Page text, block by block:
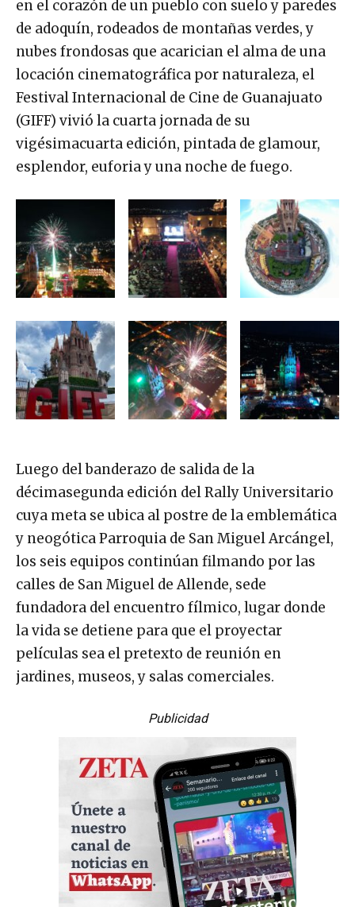
en el corazón de un pueblo con suelo y paredes
de adoquín, rodeados de montañas verdes, y
nubes frondosas que acarician el alma de una
locación cinematográfica por naturaleza, el
Festival Internacional de Cine de Guanajuato
(GIFF) vivió la cuarta jornada de su
vigésimacuarta edición, pintada de glamour,
esplendor, euforia y una noche de fuego.
Luego del banderazo de salida de la
décimasegunda edición del Rally Universitario
cuya meta se ubica al postre de la emblemática
y neogótica Parroquia de San Miguel Arcángel,
los seis equipos continúan filmando por las
calles de San Miguel de Allende, sede
fundadora del encuentro fílmico, lugar donde
la vida se detiene para que el proyectar
películas sea el pretexto de reunión en
jardines, museos, y salas comerciales.
Publicidad